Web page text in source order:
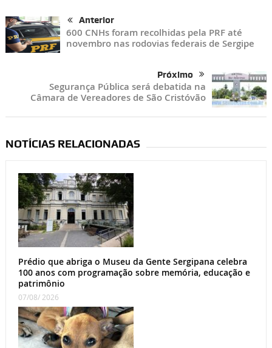
Anterior
600 CNHs foram recolhidas pela PRF até
novembro nas rodovias federais de Sergipe
Próximo
Segurança Pública será debatida na
Câmara de Vereadores de São Cristóvão
NOTÍCIAS RELACIONADAS
Prédio que abriga o Museu da Gente Sergipana celebra
100 anos com programação sobre memória, educação e
patrimônio
07/08/ 2026